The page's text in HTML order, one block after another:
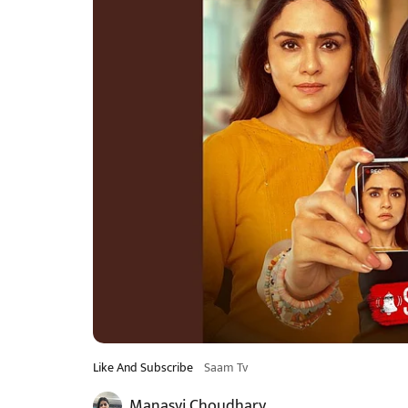
Like And Subscribe Saam Tv